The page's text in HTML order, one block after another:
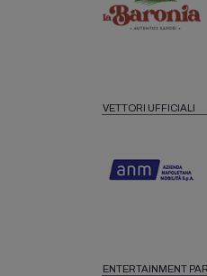
VETTORI UFFICIALI
ENTERTAINMENT